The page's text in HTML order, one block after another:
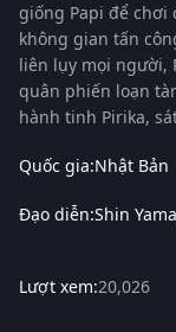
giống Papi để chơi
không gian tấn
liên lụy mọi người,
quân phiến loạn
hành tinh Pirika,
Quốc gia:Nhật Bản
Đạo diễn:Shin
Lượt xem:20,026